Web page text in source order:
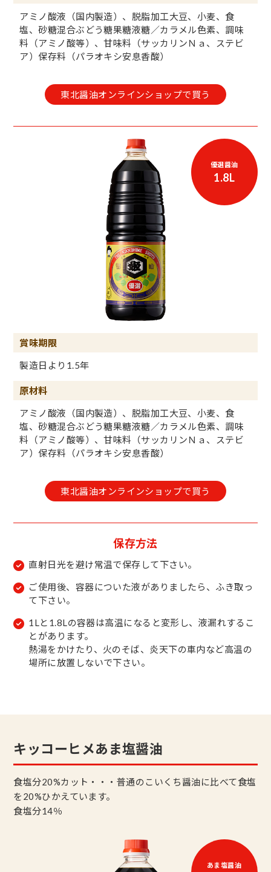
アミノ酸液（国内製造）、脱脂加工大豆、小麦、食
塩、砂糖混合ぶどう糖果糖液糖／カラメル色素、調味
料（アミノ酸等）、甘味料（サッカリンＮａ、ステビ
ア）保存料（パラオキシ安息香酸）
東北醤油オンラインショップで買う
優選醤油
1.8L
賞味期限
製造日より1.5年
原材料
アミノ酸液（国内製造）、脱脂加工大豆、小麦、食
塩、砂糖混合ぶどう糖果糖液糖／カラメル色素、調味
料（アミノ酸等）、甘味料（サッカリンＮａ、ステビ
ア）保存料（パラオキシ安息香酸）
東北醤油オンラインショップで買う
保存方法
直射日光を避け常温で保存して下さい。
ご使用後、容器についた液がありましたら、ふき取っ
て下さい。
1Lと1.8Lの容器は高温になると変形し、液漏れするこ
とがあります。
熱湯をかけたり、火のそば、炎天下の車内など高温の
場所に放置しないで下さい。
キッコーヒメあま塩醤油
食塩分20%カット・・・普通のこいくち醤油に比べて食塩
を20%ひかえています。
食塩分14％
あま塩醤油